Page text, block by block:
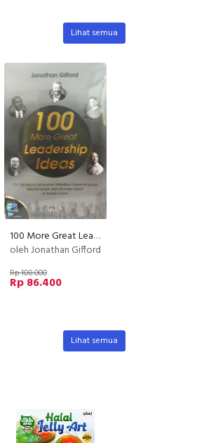
Lihat semua
100 More Great Leadership Ideas
oleh Jonathan Gifford
Rp 108.000
Rp 86.400
Lihat semua